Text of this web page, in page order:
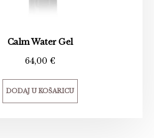
Calm Water Gel
64,00€
DODAJ U KOŠARICU